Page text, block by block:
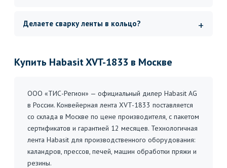
Делаете сварку ленты в кольцо?
Купить Habasit XVT-1833 в Москве
ООО «ТИС-Регион» — официальный дилер Habasit AG
в России. Конвейерная лента XVT-1833 поставляется
со склада в Москве по цене производителя, с пакетом
сертификатов и гарантией 12 месяцев. Технологичная
лента Habasit для производственного оборудования:
каландров, прессов, печей, машин обработки пряжи и
резины.